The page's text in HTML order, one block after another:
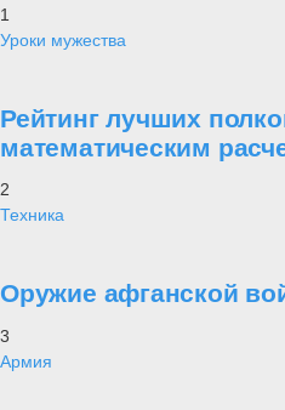
1
Уроки мужества
Рейтинг лучших
математическим
2
Техника
Оружие афганской
3
Армия